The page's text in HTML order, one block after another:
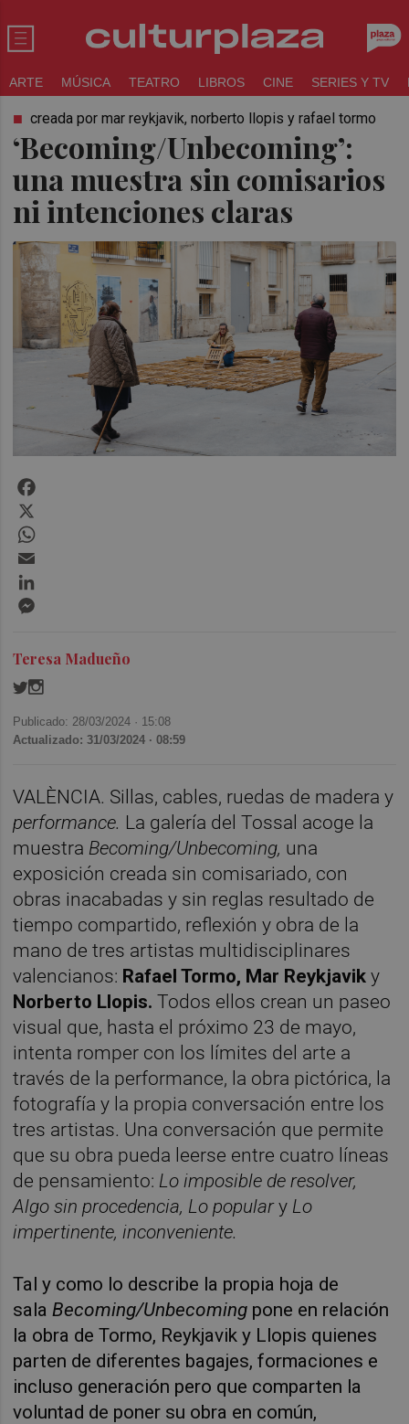
ARTE MÚSICA TEATRO LIBROS CINE SERIES Y TV
‘Becoming/Unbecoming’:
una muestra sin comisarios
ni intenciones claras
creada por mar reykjavik, norberto llopis y rafael tormo
Teresa Madueño
Publicado: 28/03/2024 · 15:08
Actualizado: 31/03/2024 · 08:59
VALÈNCIA. Sillas, cables, ruedas de madera y
performance. La galería del Tossal acoge la
muestra Becoming/Unbecoming, una
exposición creada sin comisariado, con
obras inacabadas y sin reglas resultado de
tiempo compartido, reflexión y obra de la
mano de tres artistas multidisciplinares
valencianos: Rafael Tormo, Mar Reykjaviky
Norberto Llopis.Todos ellos crean un paseo
visual que, hasta el próximo 23 de mayo,
intenta romper con los límites del arte a
través de la performance, la obra pictórica, la
fotografía y la propia conversación entre los
tres artistas. Una conversación que permite
que su obra pueda leerse entre cuatro líneas
de pensamiento: Lo imposible de resolver,
Algo sin procedencia, Lo populary Lo
impertinente, inconveniente.
Tal y como lo describe la propia hoja de
sala Becoming/Unbecoming pone en relación
la obra de Tormo, Reykjavik y Llopis quienes
parten de diferentes bagajes, formaciones e
incluso generación pero que comparten la
voluntad de poner su obra en común,